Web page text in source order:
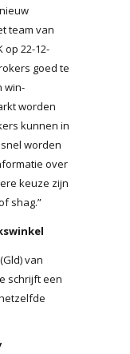
team van
op 22-12-
goed te
win-
worden
kunnen in
worden
over
keuze zijn
shag.”
van
schrijft een